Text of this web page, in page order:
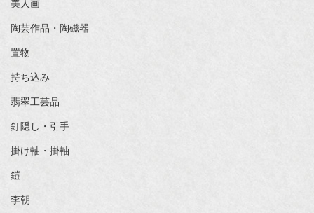
美人画
陶芸作品・陶磁器
置物
持ち込み
翡翠工芸品
釘隠し・引手
掛け軸・掛軸
鎧
李朝